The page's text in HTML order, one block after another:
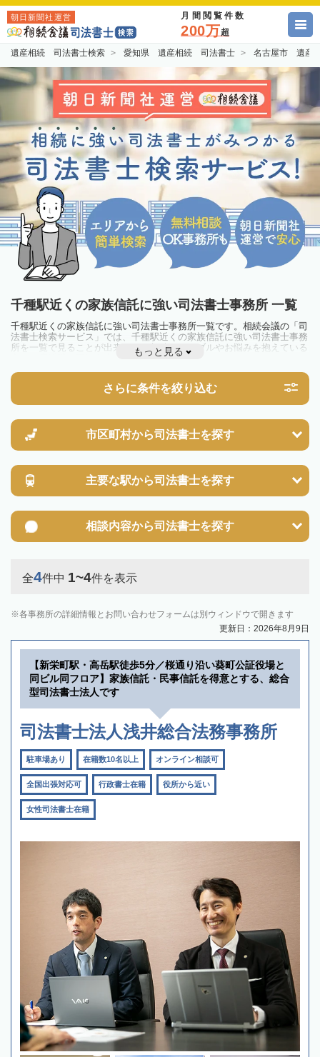
朝日新聞社運営 月間閲覧件数
200万超
遺産相続 司法書士検索 愛知県 遺産相続 司法書士 名古屋市 遺産
千種駅近くの家族信託に強い司法書士事務所 一覧
千種駅近くの家族信託に強い司法書士事務所一覧です。相続会議の「司
法書士検索サービス」では、千種駅近くの家族信託に強い司法書士事務
所を一覧で見ることが出来ます。相続のトラブルやお悩みを抱えている
方は一度近隣の司法書士に相談してみましょう。
もっと見る
さらに条件を絞り込む
市区町村から司法書士を探す
主要な駅から司法書士を探す
相談内容から司法書士を探す
全4件中 1~4件を表示
各事務所の詳細情報とお問い合わせフォームは別ウィンドウで開きます
更新日：2026年8月9日
【新栄町駅・高岳駅徒歩5分／桜通り沿い葵町公証役場と
同ビル同フロア】家族信託・民事信託を得意とする、総合
型司法書士法人です
司法書士法人浅井総合法務事務所
駐車場あり 在籍数10名以上 オンライン相談可
全国出張対応可 行政書士在籍 役所から近い
女性司法書士在籍